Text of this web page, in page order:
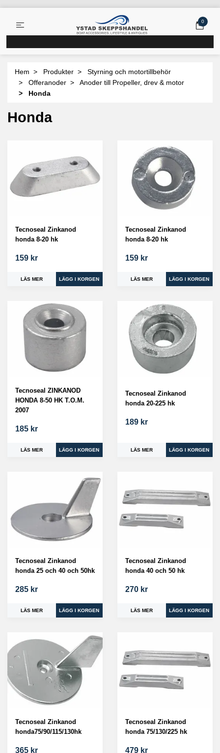
0
Hem Produkter
Styrning och motortillbehör
Offeranoder
Anoder till Propeller, drev & motor
Honda
Honda
Tecnoseal Zinkanod
honda 8-20 hk
159 kr
LÄS MER
Tecnoseal Zinkanod
honda 8-20 hk
159 kr
LÄS MER
Tecnoseal ZINKANOD
HONDA 8-50 HK T.O.M.
2007
185 kr
LÄS MER
Tecnoseal Zinkanod
honda 20-225 hk
189 kr
LÄS MER
Tecnoseal Zinkanod
honda 25 och 40 och 50hk
285 kr
LÄS MER
Tecnoseal Zinkanod
honda 40 och 50 hk
270 kr
LÄS MER
Tecnoseal Zinkanod
honda75/90/115/130hk
365 kr
Tecnoseal Zinkanod
honda 75/130/225 hk
479 kr